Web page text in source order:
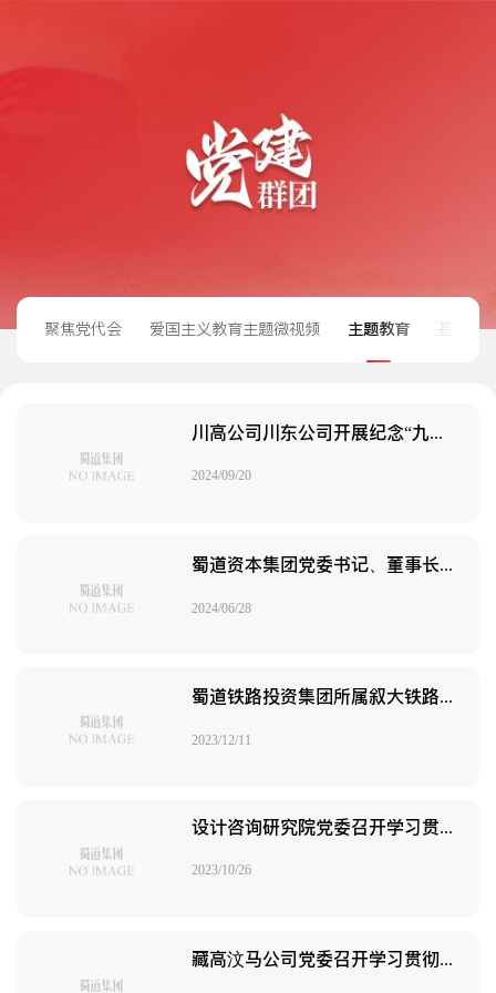
聚焦党代会 爱国主义教育主题微视频 主题教育 基层党
川高公司川东公司开展纪念“九一八”主题教育活动
2024/09/20
蜀道资本集团党委书记、董事长李文虎讲授党纪学习教育专题党课
2024/06/28
蜀道铁路投资集团所属叙大铁路公司团委开展主题教育专题宣讲暨“书香青春·团在叙大”青年读书会活动
2023/12/11
设计咨询研究院党委召开学习贯彻习近平新时代中国特色社会主义思想主题教育总结会
2023/10/26
藏高汶马公司党委召开学习贯彻习近平新时代中国特色社会主义思想主题教育总结会